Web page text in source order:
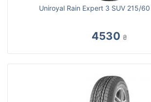
Uniroyal Rain Expert 3 SUV 215/
4530 ₴